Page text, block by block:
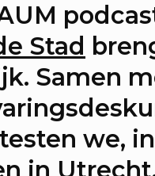
Stad
Samen
we, in